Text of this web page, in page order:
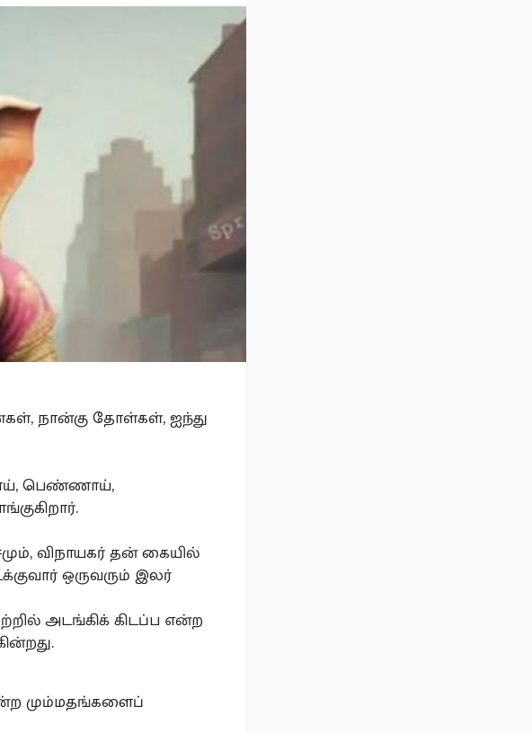
நான்கு தோள்கள், ஐந்து
பெண்ணாய்,
விநாயகர் தன் கையில்
ஒருவரும் இலர்
அடங்கிக் கிடப்ப என்ற
என்ற மும்மதங்களைப்